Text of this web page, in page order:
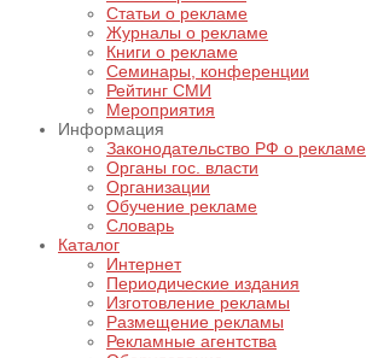
Статьи о рекламе
Журналы о рекламе
Книги о рекламе
Семинары, конференции
Рейтинг СМИ
Мероприятия
Информация
Законодательство РФ о рекламе
Органы гос. власти
Организации
Обучение рекламе
Словарь
Каталог
Интернет
Периодические издания
Изготовление рекламы
Размещение рекламы
Рекламные агентства